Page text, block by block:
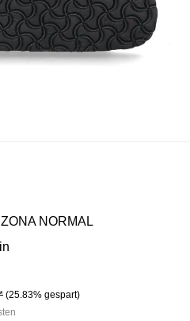
NORMAL
(25.83% gespart)